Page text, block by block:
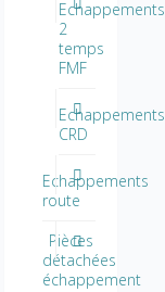
Echappements
2
temps
FMF
Echappements
CRD
Echappements
route
Pièces
détachées
échappement